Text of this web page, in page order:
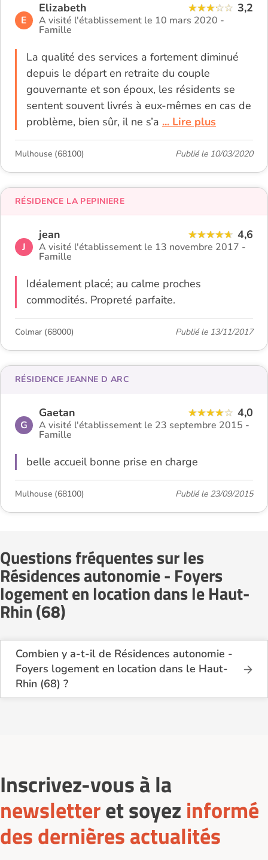
E
Elizabeth 3,2
A visité l'établissement le 10 mars 2020 -
Famille
La qualité des services a fortement diminué
depuis le départ en retraite du couple
gouvernante et son époux, les résidents se
sentent souvent livrés à eux-mêmes en cas de
problème, bien sûr, il ne s’a ... Lire plus
Mulhouse (68100) Publié le 10/03/2020
J
jean 4,6
A visité l'établissement le 13 novembre 2017 -
Famille
Idéalement placé; au calme proches
commodités. Propreté parfaite.
RÉSIDENCE LA PEPINIERE
Colmar (68000) Publié le 13/11/2017
G
Gaetan 4,0
A visité l'établissement le 23 septembre 2015 -
Famille
belle accueil bonne prise en charge
RÉSIDENCE JEANNE D ARC
Mulhouse (68100) Publié le 23/09/2015
Questions fréquentes sur les
Résidences autonomie - Foyers
logement en location dans le Haut-
Rhin (68)
Combien y a-t-il de Résidences autonomie -
Foyers logement en location dans le Haut-
Rhin (68) ?
Sur le site Logement-seniors.com, on recense
Inscrivez-vous à la
newsletteret soyez informé
des dernières actualités